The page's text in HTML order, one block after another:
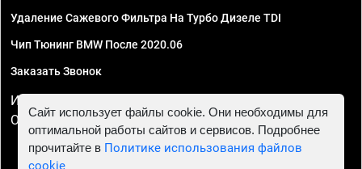
Удаление Сажевого Фильтра На Турбо Дизеле TDI
Чип Тюнинг BMW После 2020.06
Заказать Звонок
ИП Смирнов Георгий Павлович. ИНН 781302555843,
ОГРНИП 324470400032610
Сайт использует файлы cookie. Они необходимы для
оптимальной работы сайтов и сервисов. Подробнее
прочитайте в Политике использования файлов
cookie